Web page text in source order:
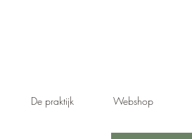
De praktijk Webshop